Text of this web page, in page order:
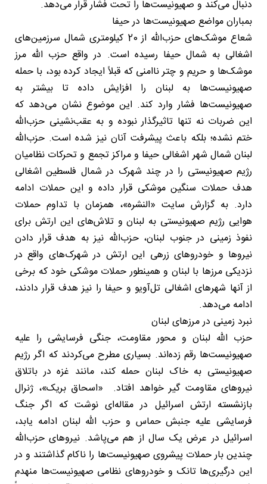
دنبال می‌کند و صهیونیست‌ها را تحت فشار قرار می‌دهد.
بمباران مواضع صهیونیست‌ها در حیفا
شعاع موشک‌های حزب‌الله از 20 کیلومتری شمال سرزمین‌های
اشغالی به شمال حیفا رسیده است. در واقع حزب الله مرز
موشک‌ها و حریم و چتر ناامنی که قبلاً ایجاد کرده بود، با حمله
صهیونیست‌ها به لبنان را افزایش داده تا بیشتر به
صهیونیست‌ها فشار وارد کند. این موضوع نشان می‌دهد که
این ضربات نه تنها تاثیرگذار نبوده و به عقب‌نشینی حزب‌الله
ختم نشده؛ بلکه باعث پیشرفت آنان نیز شده است. حزب‌الله
لبنان شمال شهر اشغالی حیفا و مراکز تجمع و تحرکات نظامیان
رژیم صهیونیستی را در چند شهرک در شمال فلسطین اشغالی
هدف حملات سنگین موشکی قرار داده و این حملات ادامه
دارد. به گزارش سایت «النشره»، همزمان با تداوم حملات
هوایی رژیم صهیونیستی به لبنان و تلاش‌های این ارتش برای
نفوذ زمینی در جنوب لبنان، حزب‌الله نیز به هدف قرار دادن
نیروها و خودروهای زرهی این ارتش در شهرک‌های واقع در
نزدیکی مرزها با لبنان و همینطور حملات موشکی خود که برخی
از آنها شهرهای اشغالی تل‌آویو و حیفا را نیز هدف قرار دادند،
ادامه می‌دهد.
نبرد زمینی در مرزهای لبنان
حزب الله لبنان و محور مقاومت، جنگی فرسایشی را علیه
صهیونیست‌ها رقم زده‌اند. بسیاری مطرح می‌کردند که اگر رژیم
صهیونیستی به خاک لبنان حمله کند، مانند غزه در باتلاق
نیروهای مقاومت گیر خواهد افتاد. «اسحاق بریک»، ژنرال
بازنشسته ارتش اسرائیل در مقاله‌ای نوشت که اگر جنگ
فرسایشی علیه جنبش حماس و حزب الله لبنان ادامه یابد،
اسرائیل در عرض یک سال از هم می‌پاشد. نیروهای حزب‌الله
چندین بار حملات پیشروی صهیونیست‌ها را ناکام گذاشتند و در
این درگیری‌ها تانک و خودروهای نظامی صهیونیست‌ها منهدم